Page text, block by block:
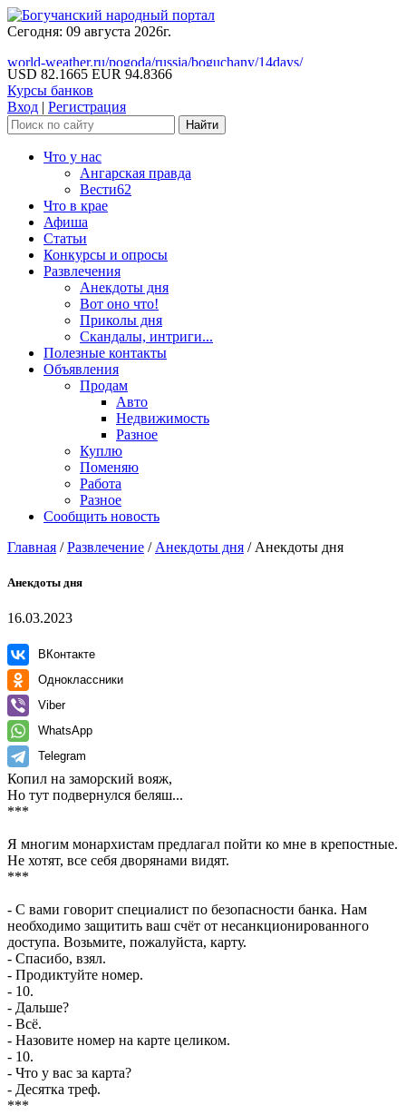
Сегодня: 09 августа 2026г.
world-weather.ru/pogoda/russia/boguchany/14days/
USD 82.1665 EUR 94.8366
Курсы банков
Вход | Регистрация
Что у нас
Ангарская правда
Вести62
Что в крае
Афиша
Статьи
Конкурсы и опросы
Развлечения
Анекдоты дня
Вот оно что!
Приколы дня
Скандалы, интриги...
Полезные контакты
Объявления
Продам
Авто
Недвижимость
Разное
Куплю
Поменяю
Работа
Разное
Сообщить новость
Главная /Развлечение / Анекдоты дня / Анекдоты дня
Анекдоты дня
16.03.2023
ВКонтакте
Одноклассники
Viber
WhatsApp
Telegram
Копил на заморский вояж,
Но тут подвернулся беляш...
***
Я многим монархистам предлагал пойти ко мне в крепостные.
Не хотят, все себя дворянами видят.
***
- С вами говорит специалист по безопасности банка. Нам
необходимо защитить ваш счёт от несанкционированного
доступа. Возьмите, пожалуйста, карту.
- Спасибо, взял.
- Продиктуйте номер.
- 10.
- Дальше?
- Всё.
- Назовите номер на карте целиком.
- 10.
- Что у вас за карта?
- Десятка треф.
***